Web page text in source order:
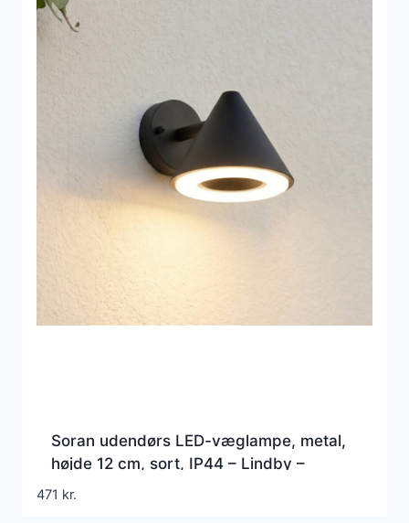
Soran udendørs LED-væglampe, metal,
højde 12 cm, sort, IP44 – Lindby –
Moderne – Med én lyskilde
471 kr.